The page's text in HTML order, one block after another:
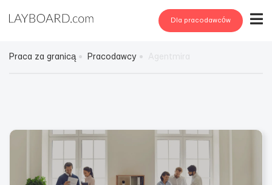
Dla pracodawców
Praca za granicą Pracodawcy